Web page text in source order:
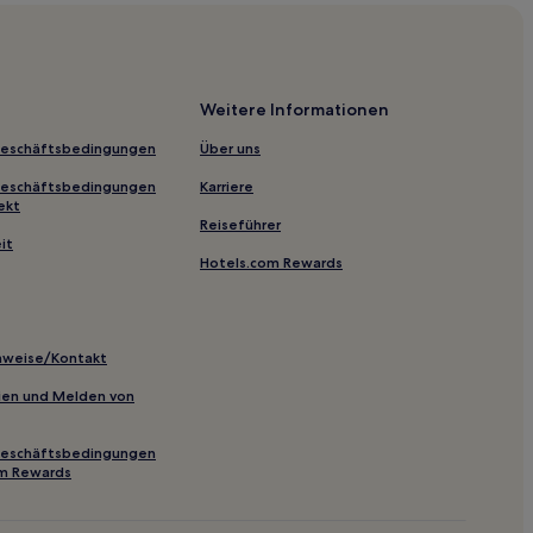
Kontakt
und Melden von
Rewards
Weitere Informationen
Über uns
Karriere
Reiseführer
Hotels.com Rewards